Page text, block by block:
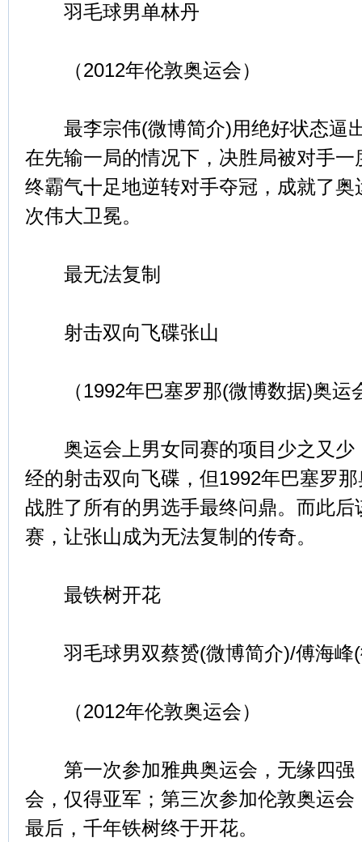
羽毛球男单林丹
（2012年伦敦奥运会）
最李宗伟(微博简介)用绝好状态逼
在先输一局的情况下，决胜局被对手
终霸气十足地逆转对手夺冠，成就了
次伟大卫冕。
最无法复制
射击双向飞碟张山
（1992年巴塞罗那(微博数据)奥运
奥运会上男女同赛的项目少之又少
经的射击双向飞碟，但1992年巴塞罗
战胜了所有的男选手最终问鼎。而此
赛，让张山成为无法复制的传奇。
最铁树开花
羽毛球男双蔡赟(微博简介)/傅海峰(
（2012年伦敦奥运会）
第一次参加雅典奥运会，无缘四强
会，仅得亚军；第三次参加伦敦奥运
最后，千年铁树终于开花。